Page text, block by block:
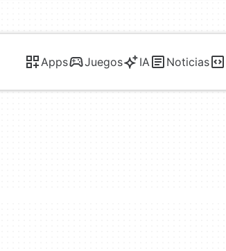
Apps Juegos IA Noticias